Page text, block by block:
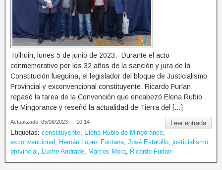
Tolhuin, lunes 5 de junio de 2023.- Durante el acto
conmemorativo por los 32 años de la sanción y jura de la
Constitución fueguina, el legislador del bloque de Justicialismo
Provincial y exconvencional constituyente, Ricardo Furlan
repasó la tarea de la Convención que encabezó Elena Rubio
de Mingorance y reseñó la actualidad de Tierra del […]
Leer entrada
Actualizado: 05/06/2023 — 10:14
Etiquetas: constituyente Elena Rubio de Mingorance
exconvencional
Hernán López Fontana José Estabillo justicialismo
provincial
Lucho Andrade Marcos Mora Ricardo Furlan